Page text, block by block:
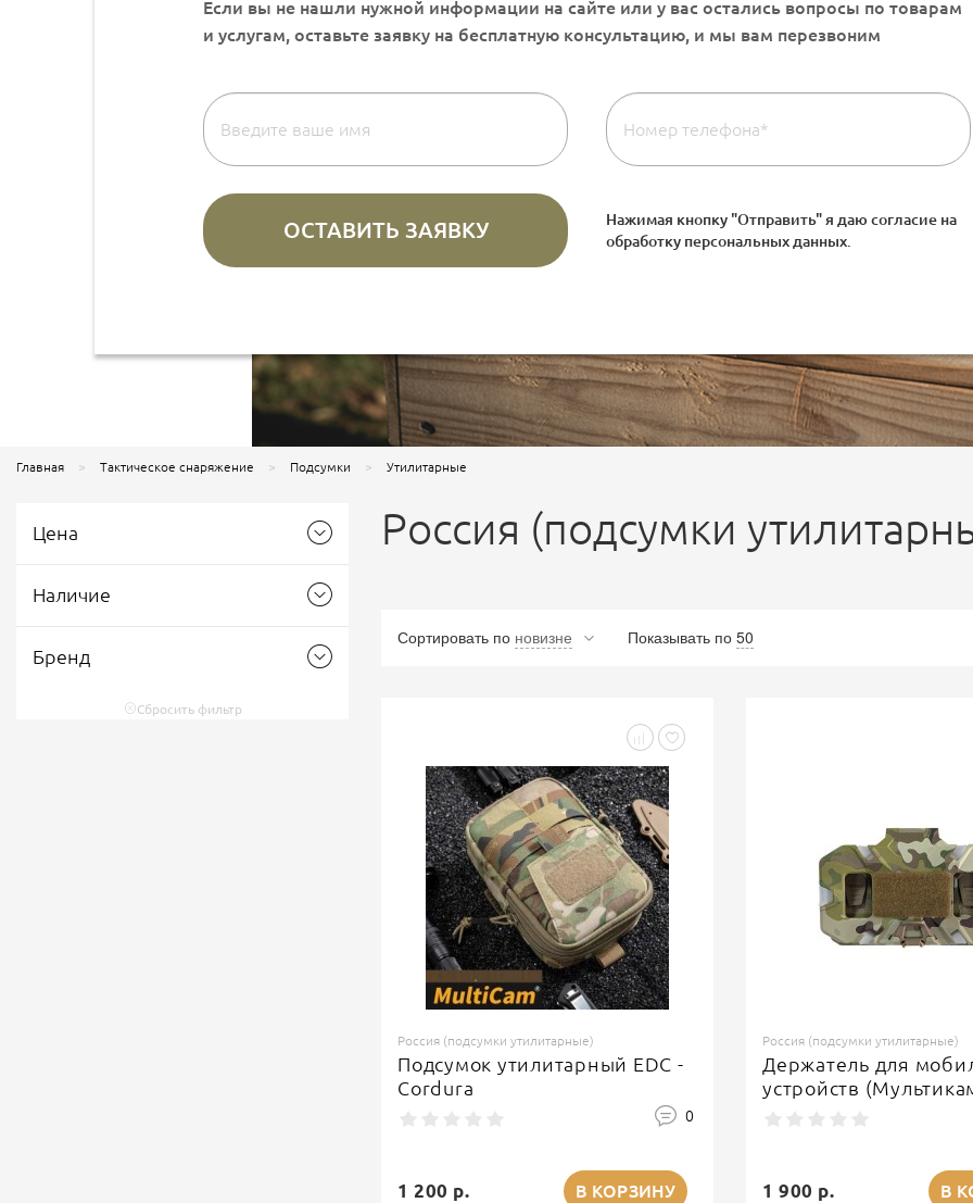
Нажимая кнопку "Отправить" я даю согласие на
обработку персональных данных
Главная Тактическое снаряжение Подсумки Утилитарные
Цена
Наличие
Бренд
Сбросить фильтр
Россия (подсумки
Сортировать по новизне Показывать по 50
Россия (подсумки утилитарные)
Подсумок утилитарный EDC -
Cordura
0
1 200 р. В КОРЗИНУ
Россия (подсумки утилитарные)
Держатель для
устройств
1 900 р. В